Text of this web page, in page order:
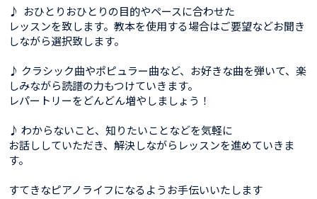
♪ おひとりおひとりの目的やペースに合わせた
レッスンを致します。教本を使用する場合はご要望などお聞き
しながら選択致します。
♪ クラシック曲やポピュラー曲など、お好きな曲を弾いて、楽
しみながら読譜の力もつけていきます。
レパートリーをどんどん増やしましょう！
♪ わからないこと、知りたいことなどを気軽に
お話ししていただき、解決しながらレッスンを進めていきま
す。
すてきなピアノライフになるようお手伝いいたします